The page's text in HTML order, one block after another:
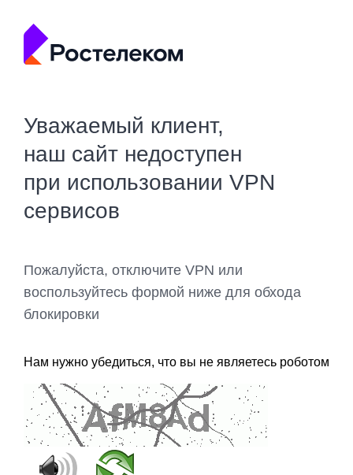
Уважаемый клиент,
наш сайт недоступен
при использовании VPN
сервисов
Пожалуйста, отключите VPN или
воспользуйтесь формой ниже для обхода
блокировки
Нам нужно убедиться, что вы не являетесь роботом